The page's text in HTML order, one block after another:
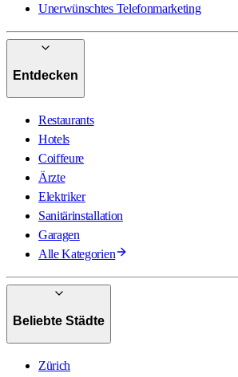
Unerwünschtes Telefonmarketing
Entdecken
Restaurants
Hotels
Coiffeure
Ärzte
Elektriker
Sanitärinstallation
Garagen
Alle Kategorien
Beliebte Städte
Zürich